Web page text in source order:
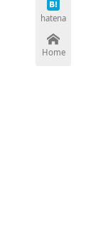
hatena
Home